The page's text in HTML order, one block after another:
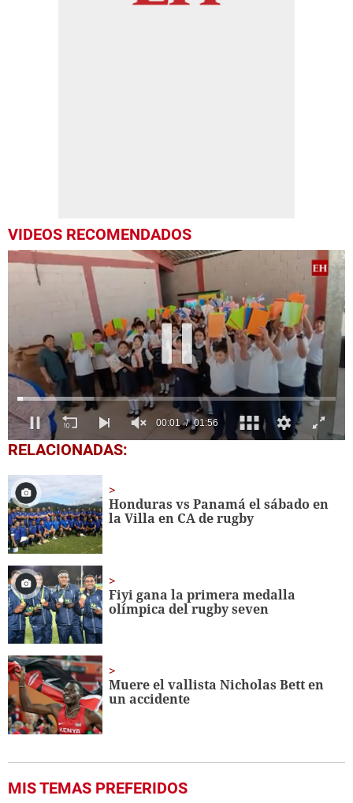
VIDEOS RECOMENDADOS
0
seconds
1
minute,
56
seconds
RELACIONADAS:
Honduras vs Panamá el sábado en
la Villa en CA de rugby
Fiyi gana la primera medalla
olímpica del rugby seven
Muere el vallista Nicholas Bett en
un accidente
MIS TEMAS PREFERIDOS